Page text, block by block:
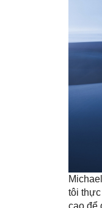
tôi
cao để